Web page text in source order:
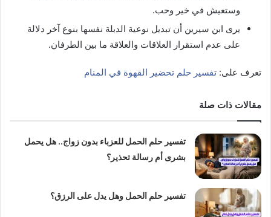
وستعيش في خير وحب.
يرى ابن سيرين أن تبديل نوعية الدبلة نفسها بنوع آخر دلالة
على عدم استقرار العلاقات والعلاقة ما بين الطرفان.
تعرف على: تفسير حلم تحضير القهوة في المنام
مقالات ذات صلة
تفسير حلم الحمل للعزباء بدون زواج.. هل يحمل
بشرى أم رسالة تحذير؟
تفسير حلم الحمل وهل يدل على الرزق؟